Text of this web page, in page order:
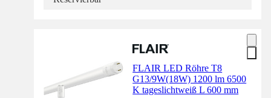
FLAIR LED Röhre T8
G13/9W(18W) 1200 lm 6500
K tageslichtweiß L 600 mm